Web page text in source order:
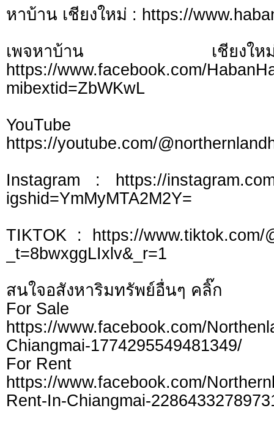
หาบ้าน เชียงใหม่ : https://
เพจหาบ้าน เชี
https://www.facebook.com/
mibextid=ZbWKwL
https://youtube.com/
Instagram : https://
igshid=YmMyMTA2M2Y=
TIKTOK : https://www.tiktok.com/
_t=8bwxggLIxlv&_r=1
สนใจอสังหาริมทรัพย์อื่นๆ คลิ๊ก
For Sale
https://www.facebook.com/
Chiangmai-1774295549481349/
For Rent
https://www.facebook.com/
Rent-In-Chiangmai-